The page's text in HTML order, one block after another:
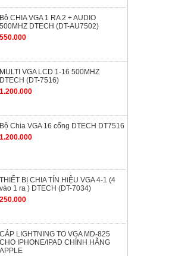
Bộ CHIA VGA 1 RA 2 + AUDIO
500MHZ DTECH (DT-AU7502)
550.000
MULTI VGA LCD 1-16 500MHZ
DTECH (DT-7516)
1.200.000
Bộ Chia VGA 16 cổng DTECH DT7516
1.200.000
THIẾT BỊ CHIA TÍN HiỆU VGA 4-1 (4
vào 1 ra ) DTECH (DT-7034)
250.000
CÁP LIGHTNING TO VGA MD-825
CHO IPHONE/IPAD CHÍNH HÃNG
APPLE